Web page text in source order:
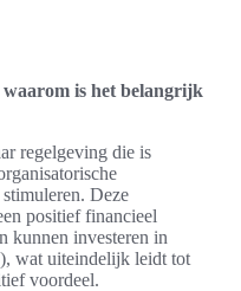
waarom is het belangrijk
regelgeving die is
Deze
positief financieel
kunnen investeren in
wat uiteindelijk leidt tot
voordeel.